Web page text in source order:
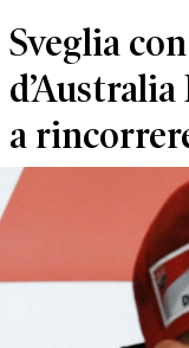
Sveglia
a